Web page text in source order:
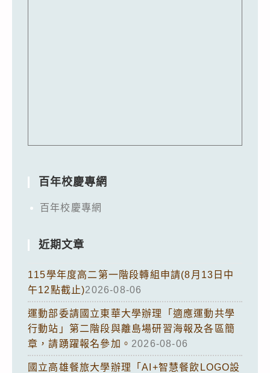
百年校慶專網
百年校慶專網
近期文章
115學年度高二第一階段轉組申請(8月13日中
午12點截止)2026-08-06
運動部委請國立東華大學辦理「適應運動共學
行動站」第二階段與離島場研習海報及各區簡
章，請踴躍報名參加。 2026-08-06
國立高雄餐旅大學辦理「AI+智慧餐飲LOGO設